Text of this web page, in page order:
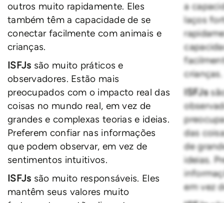
outros muito rapidamente. Eles
também têm a capacidade de se
conectar facilmente com animais e
crianças.
ISFJs são muito práticos e
observadores. Estão mais
preocupados com o impacto real das
coisas no mundo real, em vez de
grandes e complexas teorias e ideias.
Preferem confiar nas informações
que podem observar, em vez de
sentimentos intuitivos.
ISFJs são muito responsáveis. Eles
mantêm seus valores muito
a
laços
crianças.
ISFJs
das
de
ideias.
em vez